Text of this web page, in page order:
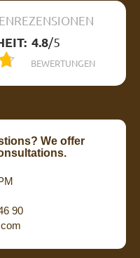
4.8/5
BEWERTUNGEN
We offer
90